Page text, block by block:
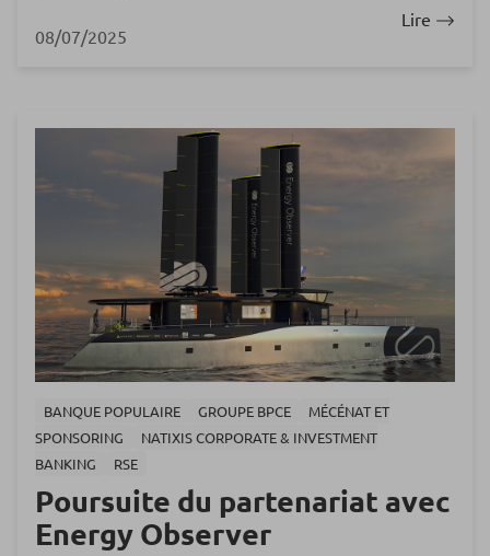
08/07/2025
Lire
BANQUE POPULAIRE GROUPE BPCE
MÉCÉNAT ET
SPONSORING
NATIXIS CORPORATE & INVESTMENT
BANKING
RSE
Poursuite du partenariat avec
Energy Observer